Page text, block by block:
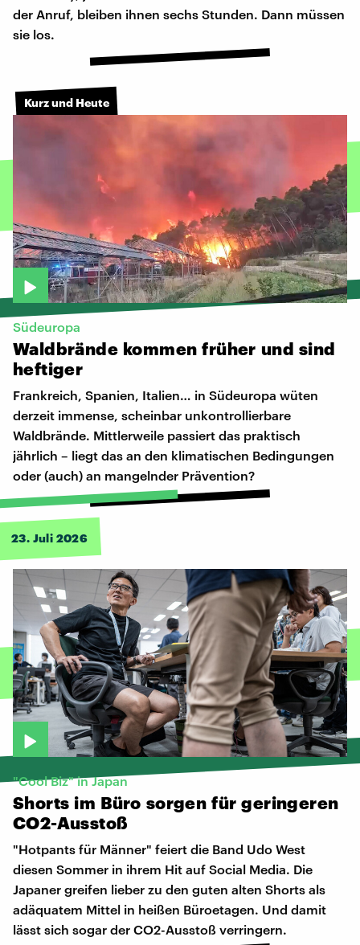
der Anruf, bleiben ihnen sechs Stunden. Dann müssen
sie los.
Kurz und Heute
Südeuropa
Waldbrände kommen früher und sind
heftiger
Frankreich, Spanien, Italien… in Südeuropa wüten
derzeit immense, scheinbar unkontrollierbare
Waldbrände. Mittlerweile passiert das praktisch
jährlich – liegt das an den klimatischen Bedingungen
oder (auch) an mangelnder Prävention?
23. Juli 2026
"Cool Biz" in Japan
Shorts im Büro sorgen für geringeren
CO2-Ausstoß
"Hotpants für Männer" feiert die Band Udo West
diesen Sommer in ihrem Hit auf Social Media. Die
Japaner greifen lieber zu den guten alten Shorts als
adäquatem Mittel in heißen Büroetagen. Und damit
lässt sich sogar der CO2-Ausstoß verringern.